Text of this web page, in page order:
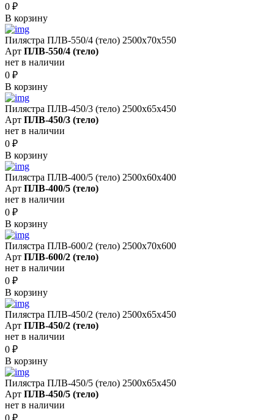
0 ₽
В корзину
Пилястра ПЛВ-550/4 (тело) 2500х70х550
Арт ПЛВ-550/4 (тело)
нет в наличии
0 ₽
В корзину
Пилястра ПЛВ-450/3 (тело) 2500х65х450
Арт ПЛВ-450/3 (тело)
нет в наличии
0 ₽
В корзину
Пилястра ПЛВ-400/5 (тело) 2500х60х400
Арт ПЛВ-400/5 (тело)
нет в наличии
0 ₽
В корзину
Пилястра ПЛВ-600/2 (тело) 2500х70х600
Арт ПЛВ-600/2 (тело)
нет в наличии
0 ₽
В корзину
Пилястра ПЛВ-450/2 (тело) 2500х65х450
Арт ПЛВ-450/2 (тело)
нет в наличии
0 ₽
В корзину
Пилястра ПЛВ-450/5 (тело) 2500х65х450
Арт ПЛВ-450/5 (тело)
нет в наличии
0 ₽